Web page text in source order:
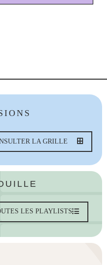
LA GRILLE
LES PLAYLISTS